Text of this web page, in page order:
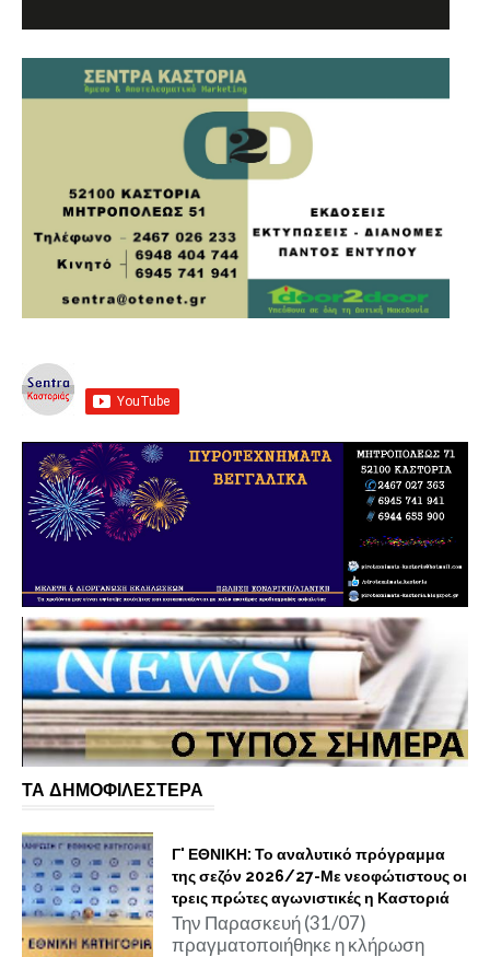
ΤΑ ΔΗΜΟΦΙΛΕΣΤΕΡΑ
Γ' ΕΘΝΙΚΗ: Το αναλυτικό πρόγραμμα
της σεζόν 2026/27-Με νεοφώτιστους οι
τρεις πρώτες αγωνιστικές η Καστοριά
Την Παρασκευή (31/07)
πραγματοποιήθηκε η κλήρωση